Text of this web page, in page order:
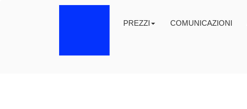
PREZZI COMUNICAZIONI